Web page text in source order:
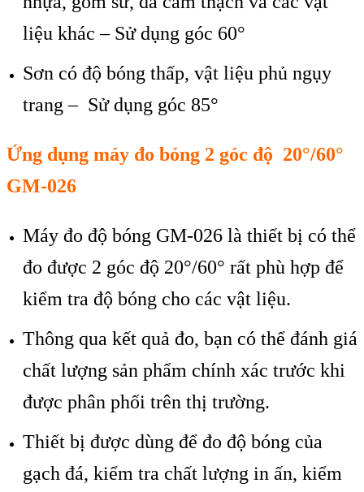
liệu khác – Sử dụng góc 60°
Sơn có độ bóng thấp, vật liệu phủ ngụy
trang – Sử dụng góc 85°
Ứng dụng máy đo bóng 2 góc độ 20°/60°
GM-026
Máy đo độ bóng GM-026 là thiết bị có thể
đo được 2 góc độ 20°/60° rất phù hợp để
kiểm tra độ bóng cho các vật liệu.
Thông qua kết quả đo, bạn có thể đánh giá
chất lượng sản phẩm chính xác trước khi
được phân phối trên thị trường.
Thiết bị được dùng để đo độ bóng của
gạch đá, kiểm tra chất lượng in ấn, kiểm